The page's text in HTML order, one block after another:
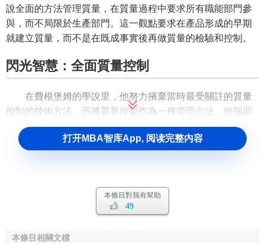
說全面的方法管理質量，在質量過程中要求所有職能部門參
與，而不局限於生產部門。這一觀點要求在產品形成的早期
就建立質量，而不是在既成事實後再做質量的檢驗和控制。
閃光智慧：全面質量控制
在費根堡姆的學說里，他努力擯棄當時最受關註的質量
控制的技術方法，而將質量控製作為一種管理方法 。他強調
管理的觀點並認為人際關係是質量控制活動的基本問題。一
些特殊的方法如統計和預防維護，只能被視為全面質量控製
努力的有效體系，該體系是為了用最經濟的水平生
產出客戶完全滿意的產品。”
他指出質量並非意味著 “最佳”，而是“客戶使用和售價的
打开MBA智库App, 阅读完整内容
本條目對我有幫助
49
本條目相關文檔